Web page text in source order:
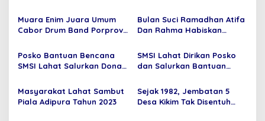
p
o
s
Muara Enim Juara Umum
Cabor Drum Band Porprov
Bulan Suci Ramadhan Atifa
Dan Rahma Habiskan
qur’an.
Posko Bantuan Bencana
SMSI Lahat Salurkan Donasi
SMSI Lahat Dirikan Posko
dan Salurkan Bantuan
22 Rumah
Masyarakat Lahat Sambut
Piala Adipura Tahun 2023
Sejak 1982, Jembatan 5
Desa Kikim Tak Disentuh